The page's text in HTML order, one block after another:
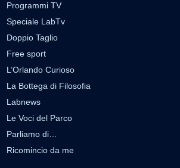
Programmi TV
Speciale LabTv
Doppio Taglio
Free sport
L’Orlando Curioso
La Bottega di Filosofia
Labnews
Le Voci del Parco
Parliamo di…
Ricomincio da me